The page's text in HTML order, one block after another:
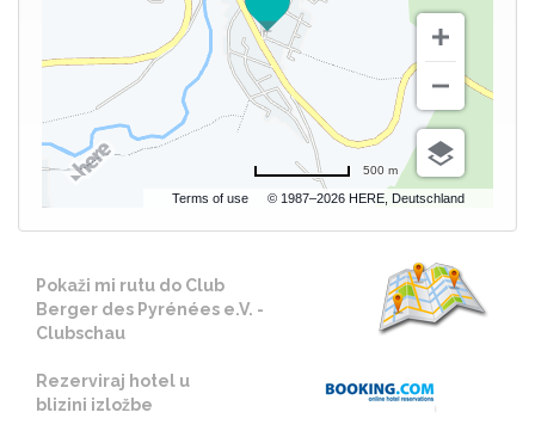
Terms of use © 1987–2026 HERE, Deutschland
500 m
Pokaži mi rutu do Club
Berger des Pyrénées e.V. -
Clubschau
Rezerviraj hotel u
blizini izložbe